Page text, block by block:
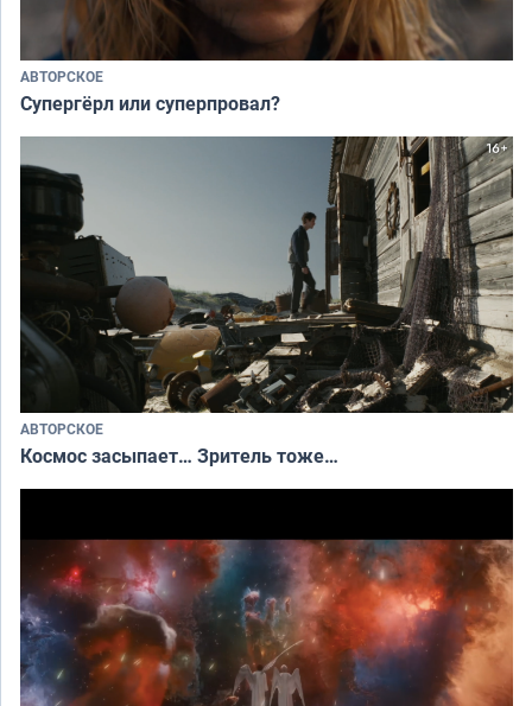
АВТОРСКОЕ
Супергёрл или суперпровал?
АВТОРСКОЕ
Космос засыпает… Зритель тоже…